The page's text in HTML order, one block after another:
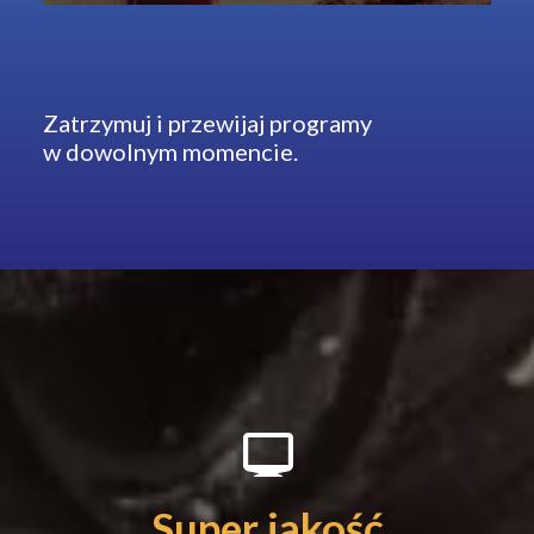
Zatrzymuj i przewijaj programy
w dowolnym momencie.
Oglądaj kanały w jakości HD.
Filmy i transmisje sportowe –